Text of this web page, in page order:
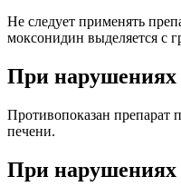
Не следует применять
моксонидин выделяется с
При
Противопоказан
печени.
При